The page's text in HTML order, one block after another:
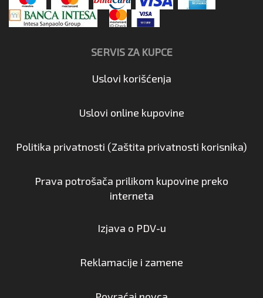
SERVIS ZA KUPCE
Uslovi korišćenja
Uslovi online kupovine
Politika privatnosti (Zaštita privatnosti korisnika)
Prava potrošača prilikom kupovine preko
interneta
Izjava o PDV-u
Reklamacije i zamene